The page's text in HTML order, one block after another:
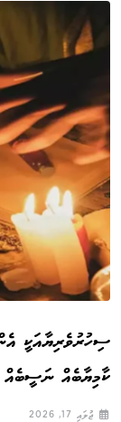
ސިހުރުވެރިޔާއަކީ
ކާމިޔާބެއް ނަސީބެއް
ޖުލައި 17, 2026